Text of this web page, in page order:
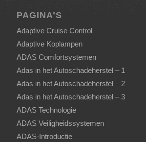
PAGINA’S
Adaptive Cruise Control
Adaptive Koplampen
ADAS Comfortsystemen
Adas in het Autoschadeherstel – 1
Adas in het Autoschadeherstel – 2
Adas in het Autoschadeherstel – 3
ADAS Technologie
ADAS Veiligheidssystemen
ADAS-Introductie